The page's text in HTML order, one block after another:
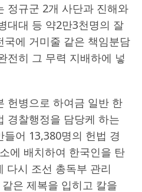
정규군 2개 사단과 진해와
대대 등 약2만3천명의 잘
에 거미줄 같은 책임분담
전히 그 무력 지배하에 넣
헌병으로 하여금 일반 한
경찰행정을 담당케 하는
어 13,380명의 헌법 경
에 배치하여 한국인을 탄
다시 조선 총독부 관리
은 제복을 입히고 칼을